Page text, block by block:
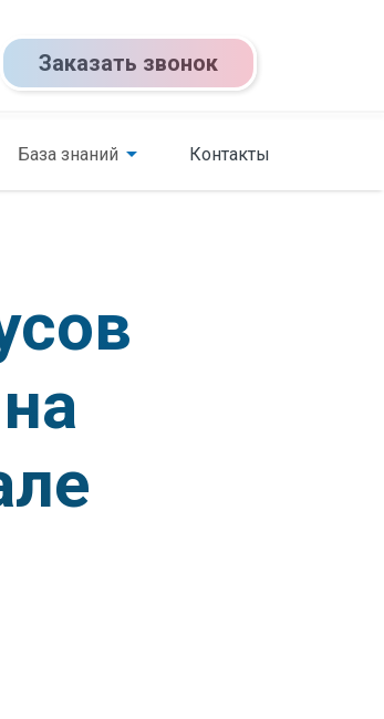
Заказать звонок
База знаний Контакты